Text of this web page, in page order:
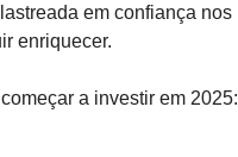
em confiança nos
enriquecer.
a investir em 2025: